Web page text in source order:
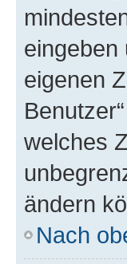
eingeben
eigenen
welches
ändern
Nach